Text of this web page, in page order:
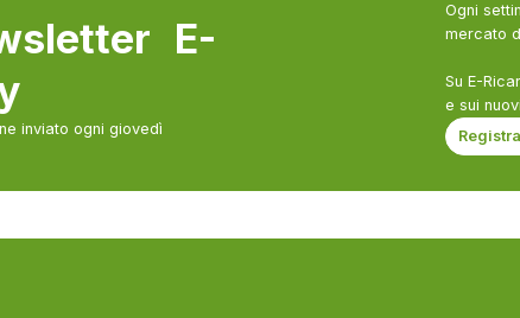
E-
inviato ogni giovedì
Ogni
mercato
Su E-
e sui